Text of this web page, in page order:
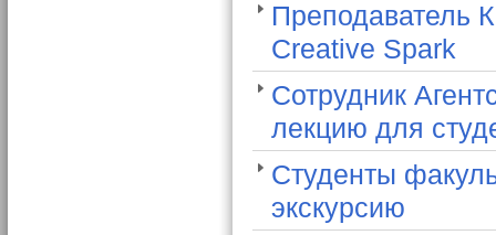
Преподаватель
Creative Spark
Сотрудник
лекцию для
Студенты
экскурсию